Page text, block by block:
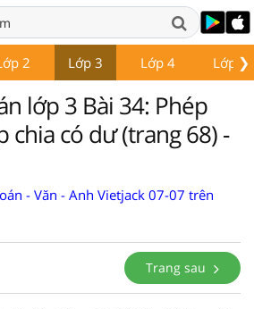
❯
2 Lớp 3 Lớp 4 Lớp 5
lớp 3 Bài 34: Phép
chia có dư (trang 68) -
- Văn - Anh Vietjack 07-07 trên
Trang sau